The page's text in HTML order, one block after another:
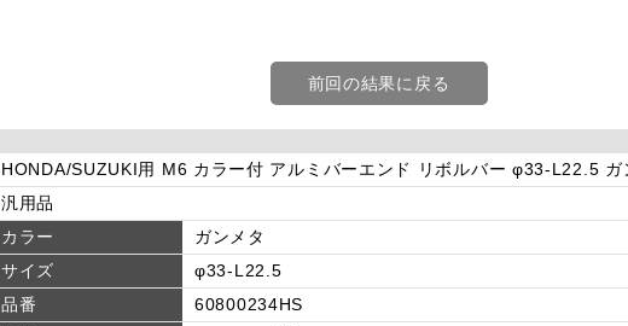
前回の結果に戻る
HONDA/SUZUKI用 M6 カラー付 アルミバーエンド リボルバー φ33-L22.5 ガ
汎用品
カラー
ガンメタ
サイズ
φ33-L22.5
品番
60800234HS